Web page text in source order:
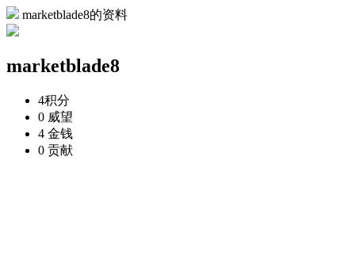
marketblade8的资料
marketblade8
4积分
0 威望
4 金钱
0 贡献